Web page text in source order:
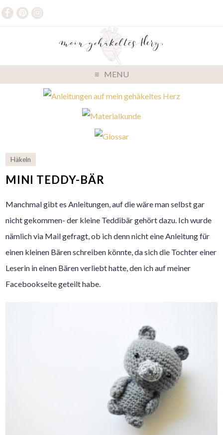
MENU
Häkeln
MINI TEDDY-BÄR
Manchmal gibt es Anleitungen, auf die wäre man selbst gar
nicht gekommen- der kleine Teddibär gehört dazu. Ich wurde
nämlich via Mail gefragt, ob ich denn nicht eine Anleitung für
einen kleinen Bären schreiben könnte, da sich die Tochter einer
Leserin in einen Bären verliebt hatte, den ich auf meiner
Facebookseite geteilt habe.